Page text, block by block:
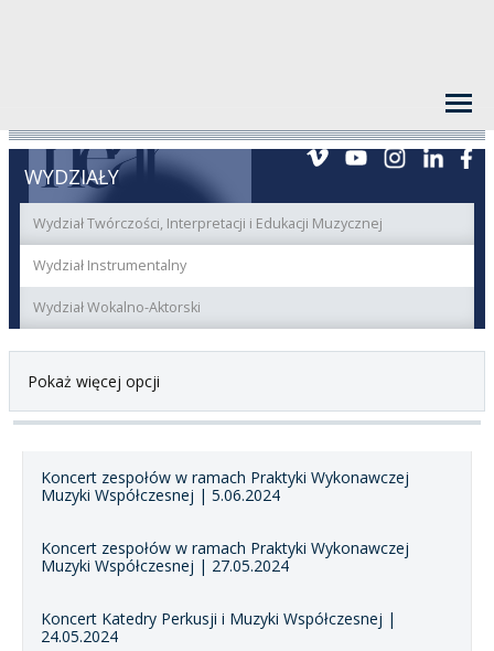
WYDZIAŁY
Wydział Twórczości, Interpretacji i Edukacji Muzycznej
Wydział Instrumentalny
Wydział Wokalno-Aktorski
Pokaż więcej opcji
Koncert zespołów w ramach Praktyki Wykonawczej
Muzyki Współczesnej | 5.06.2024
Koncert zespołów w ramach Praktyki Wykonawczej
Muzyki Współczesnej | 27.05.2024
Koncert Katedry Perkusji i Muzyki Współczesnej |
24.05.2024